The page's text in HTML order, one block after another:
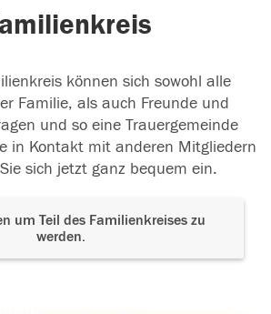
können sich sowohl alle
Familie, als auch Freunde und
und so eine Trauergemeinde
in Kontakt mit anderen Mitgliedern
sich jetzt ganz bequem ein.
um Teil des Familienkreises zu
werden.